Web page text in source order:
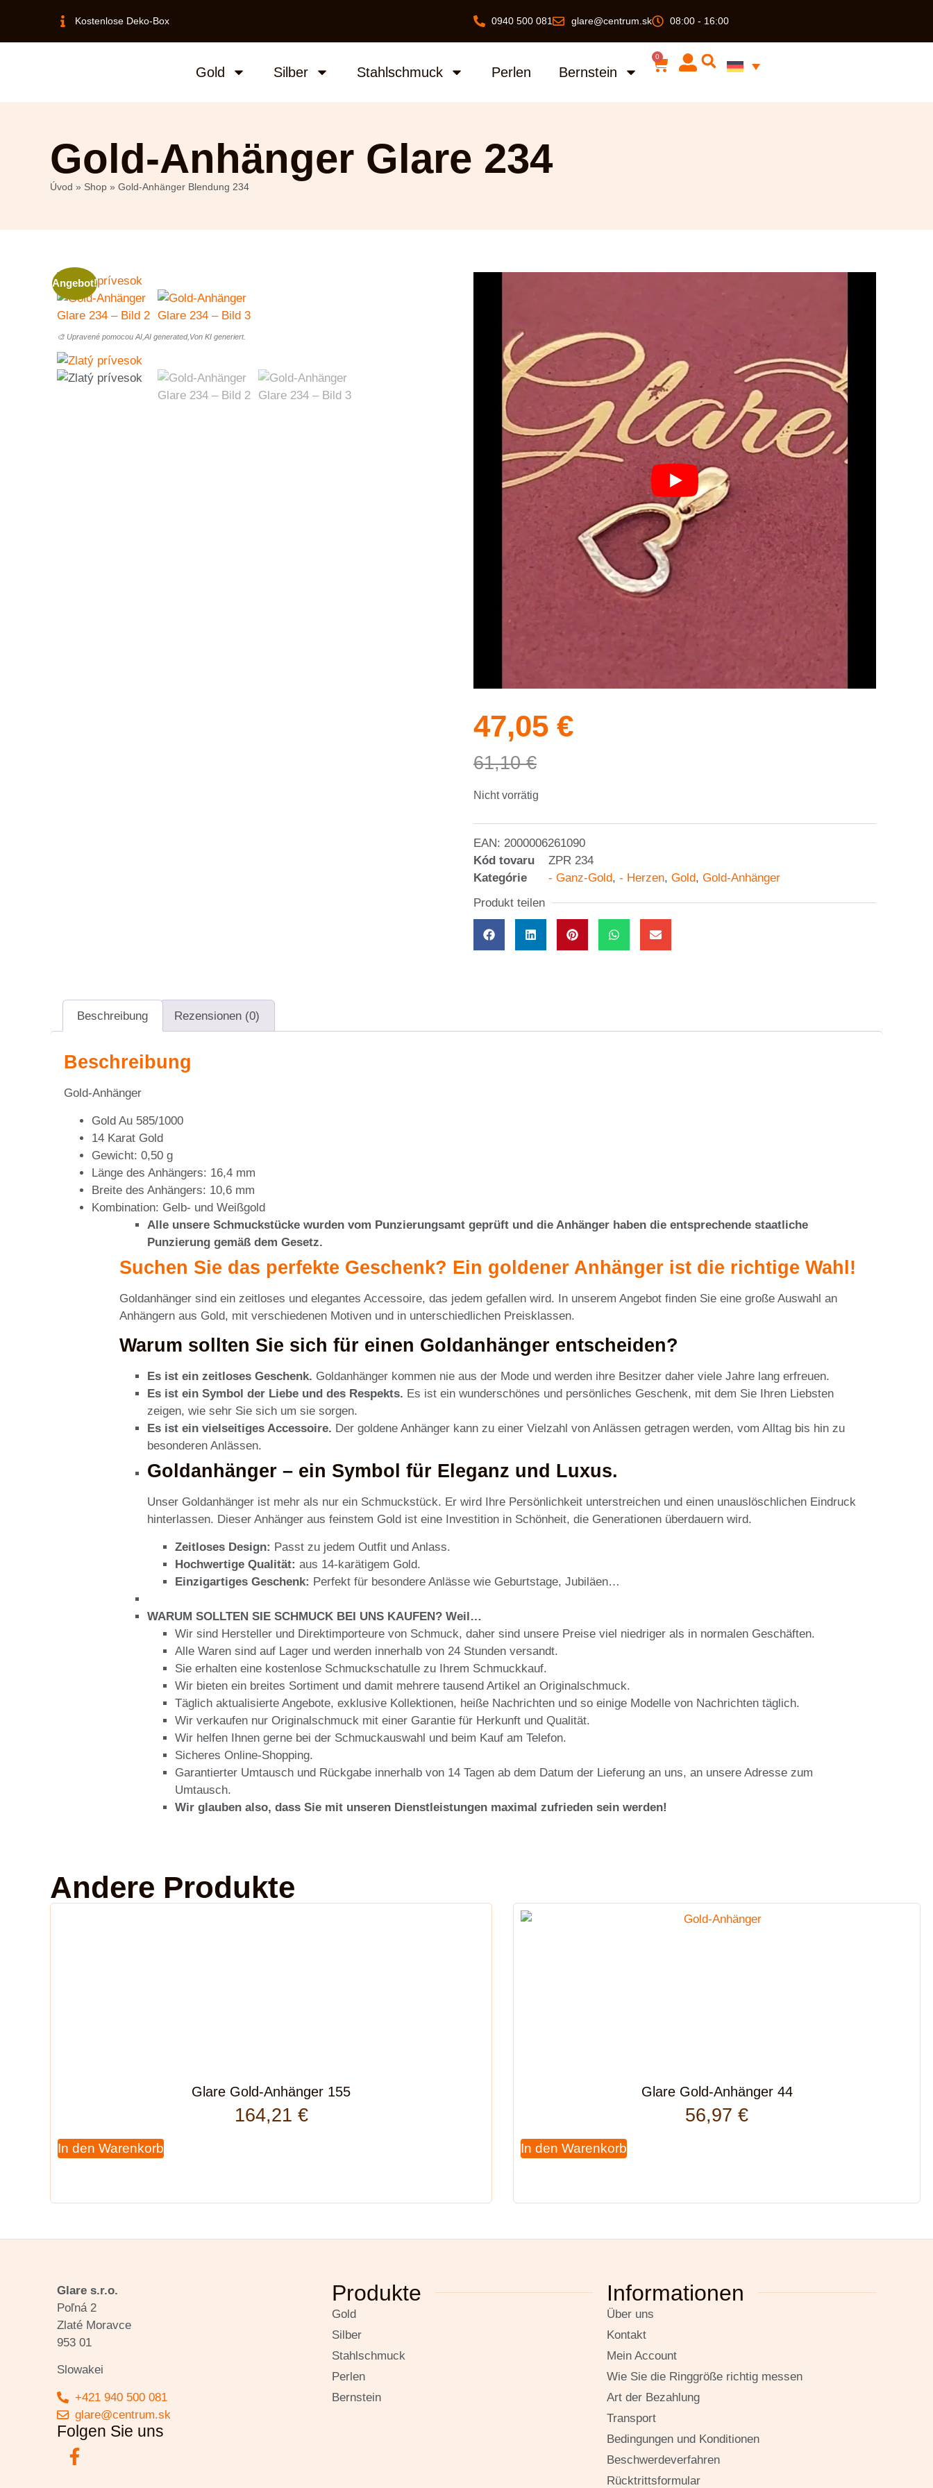
Kostenlose Deko-Box 0940 500 081 glare@centrum.sk 08:00 - 16:00
Gold Silber Stahlschmuck Perlen Bernstein
0
Gold-Anhänger Glare 234
Úvod » Shop » Gold-Anhänger Blendung 234
Angebot!
🎨 Upravené pomocou AI,AI generated,Von KI generiert.
61,10€
47,05 €
Nicht vorrätig
EAN: 2000006261090
Kód tovaru
ZPR 234
Kategórie
- Ganz-Gold, - Herzen, Gold, Gold-Anhänger
Produkt teilen
Beschreibung Rezensionen (0)
Beschreibung
Gold-Anhänger
Gold Au 585/1000
14 Karat Gold
Gewicht: 0,50 g
Länge des Anhängers: 16,4 mm
Breite des Anhängers: 10,6 mm
Kombination: Gelb- und Weißgold
Alle unsere Schmuckstücke wurden vom Punzierungsamt geprüft und die Anhänger haben die entsprechende staatliche
Punzierung gemäß dem Gesetz.
Suchen Sie das perfekte Geschenk? Ein goldener Anhänger ist die richtige Wahl!
Goldanhänger sind ein zeitloses und elegantes Accessoire, das jedem gefallen wird. In unserem Angebot finden Sie eine große Auswahl an
Anhängern aus Gold, mit verschiedenen Motiven und in unterschiedlichen Preisklassen.
Warum sollten Sie sich für einen Goldanhänger entscheiden?
Es ist ein zeitloses Geschenk. Goldanhänger kommen nie aus der Mode und werden ihre Besitzer daher viele Jahre lang erfreuen.
Es ist ein Symbol der Liebe und des Respekts. Es ist ein wunderschönes und persönliches Geschenk, mit dem Sie Ihren Liebsten
zeigen, wie sehr Sie sich um sie sorgen.
Es ist ein vielseitiges Accessoire. Der goldene Anhänger kann zu einer Vielzahl von Anlässen getragen werden, vom Alltag bis hin zu
besonderen Anlässen.
Goldanhänger – ein Symbol für Eleganz und Luxus.
Unser Goldanhänger ist mehr als nur ein Schmuckstück. Er wird Ihre Persönlichkeit unterstreichen und einen unauslöschlichen Eindruck
hinterlassen. Dieser Anhänger aus feinstem Gold ist eine Investition in Schönheit, die Generationen überdauern wird.
Zeitloses Design: Passt zu jedem Outfit und Anlass.
Hochwertige Qualität: aus 14-karätigem Gold.
Einzigartiges Geschenk: Perfekt für besondere Anlässe wie Geburtstage, Jubiläen…
WARUM SOLLTEN SIE SCHMUCK BEI UNS KAUFEN? Weil…
Wir sind Hersteller und Direktimporteure von Schmuck, daher sind unsere Preise viel niedriger als in normalen Geschäften.
Alle Waren sind auf Lager und werden innerhalb von 24 Stunden versandt.
Sie erhalten eine kostenlose Schmuckschatulle zu Ihrem Schmuckkauf.
Wir bieten ein breites Sortiment und damit mehrere tausend Artikel an Originalschmuck.
Täglich aktualisierte Angebote, exklusive Kollektionen, heiße Nachrichten und so einige Modelle von Nachrichten täglich.
Wir verkaufen nur Originalschmuck mit einer Garantie für Herkunft und Qualität.
Wir helfen Ihnen gerne bei der Schmuckauswahl und beim Kauf am Telefon.
Sicheres Online-Shopping.
Garantierter Umtausch und Rückgabe innerhalb von 14 Tagen ab dem Datum der Lieferung an uns, an unsere Adresse zum
Umtausch.
Wir glauben also, dass Sie mit unseren Dienstleistungen maximal zufrieden sein werden!
Andere Produkte
Glare Gold-Anhänger 155
164,21 €
In den Warenkorb
Glare Gold-Anhänger 44
56,97 €
In den Warenkorb
Glare s.r.o.
Poľná 2
Zlaté Moravce
953 01
Slowakei
+421 940 500 081
glare@centrum.sk
Folgen Sie uns
Produkte
Gold
Silber
Stahlschmuck
Perlen
Bernstein
Informationen
Über uns
Kontakt
Mein Account
Wie Sie die Ringgröße richtig messen
Art der Bezahlung
Transport
Bedingungen und Konditionen
Beschwerdeverfahren
Rücktrittsformular